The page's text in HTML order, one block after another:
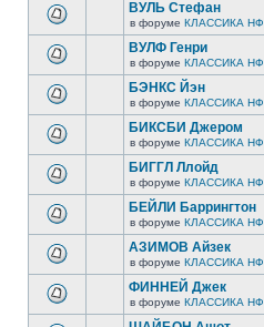
ВУЛЬ Стефан
в форуме КЛАССИКА НФ
ВУЛФ Генри
в форуме КЛАССИКА НФ
БЭНКС Йэн
в форуме КЛАССИКА НФ
БИКСБИ Джером
в форуме КЛАССИКА НФ
БИГГЛ Ллойд
в форуме КЛАССИКА НФ
БЕЙЛИ Баррингтон
в форуме КЛАССИКА НФ
АЗИМОВ Айзек
в форуме КЛАССИКА НФ
ФИННЕЙ Джек
в форуме КЛАССИКА НФ